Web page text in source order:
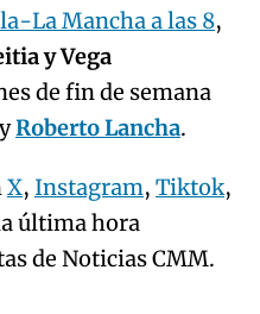
La Mancha a las 8,
y Vega
de fin de semana
yRoberto Lancha.
X, Instagram, Tiktok,
última hora
de Noticias CMM.